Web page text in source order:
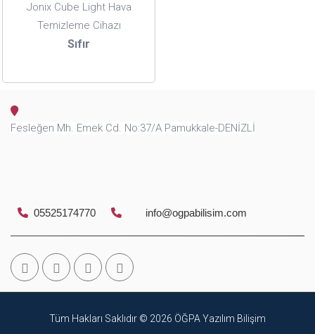
Jonix Cube Light Hava
Temizleme Cihazı
Sıfır
Fesleğen Mh. Emek Cd. No:37/A Pamukkale-DENİZLİ
05525174770 info@ogpabilisim.com
Tüm Hakları Saklıdır © 2026 ÖĞPA Yazılım Bilişim